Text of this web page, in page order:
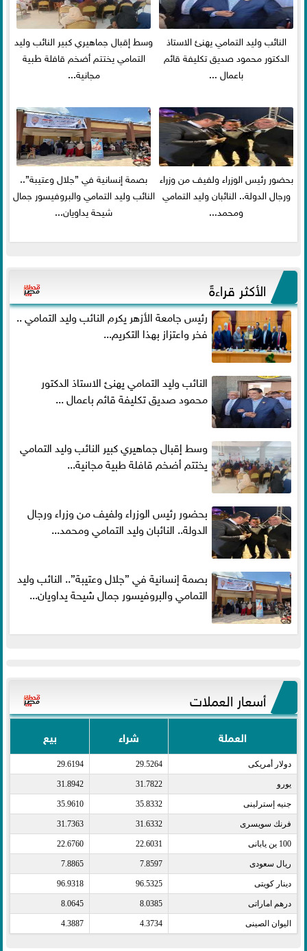
النائب وليد التمامي يهنئ الاستاذ
الدكتور محمود صديق تكليفة قائم
باعمال ...
وسط إقبال جماهيري كبير النائب وليد
التمامي يختتم أضخم قافلة طبية
مجانية...
بحضور رئيس الوزراء ولفيف من وزراء
ورجال الدولة.. النائبان وليد التمامي
ومحمد...
بصمة إنسانية في ”جلال وعتيبة”..
النائب وليد التمامي والبروفيسور جمال
شيحة يداويان...
الأكثر قراءةً
رئيس جامعة الأزهر يكرم النائب وليد التمامي ..
فخر واعتزاز بهذا التكريم...
النائب وليد التمامي يهنئ الاستاذ الدكتور
محمود صديق تكليفة قائم باعمال ...
وسط إقبال جماهيري كبير النائب وليد التمامي
يختتم أضخم قافلة طبية مجانية...
بحضور رئيس الوزراء ولفيف من وزراء ورجال
الدولة.. النائبان وليد التمامي ومحمد...
بصمة إنسانية في ”جلال وعتيبة”.. النائب وليد
التمامي والبروفيسور جمال شيحة يداويان...
أسعار العملات
العملة شراء بيع
دولار أمريكى​ 29.5264
29.6194
يورو​ 31.7822
31.8942
جنيه إسترلينى​ 35.8332
35.9610
فرنك سويسرى​ 31.6332
31.7363
100 ين يابانى​ 22.6031
22.6760
ريال سعودى​ 7.8597
7.8865
دينار كويتى​ 96.5325
96.9318
درهم اماراتى​ 8.0385
8.0645
اليوان الصينى​ 4.3734
4.3887